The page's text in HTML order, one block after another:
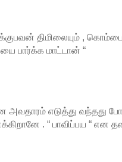
திமிலையும் ,
பார்க்க மாட்டான் “
அவதாரம் எடுத்து வந்தது
. “ பாவிப்பய “ என